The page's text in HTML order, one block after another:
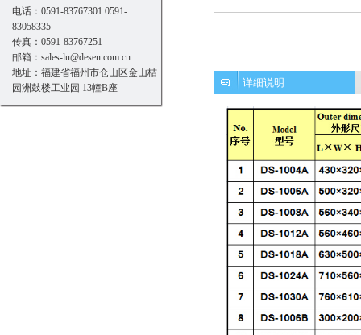
电话：0591-83767301 0591-
83058335
传真：0591-83767251
邮箱：sales-lu@desen.com.cn
地址：福建省福州市仓山区金山桔
园洲鼓楼工业园 13幢B座
详细说明